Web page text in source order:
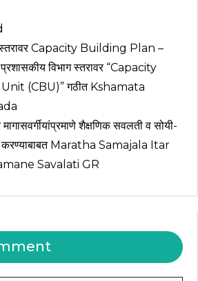
te
r
re
st
स्तरावर Capacity Building Plan –
विभाग स्तरावर “Capacity
(CBU)” गठीत Kshamata
शैक्षणिक सवलती व सोयी-
करण्याबाबत Maratha Samajala Itar
Savalati GR